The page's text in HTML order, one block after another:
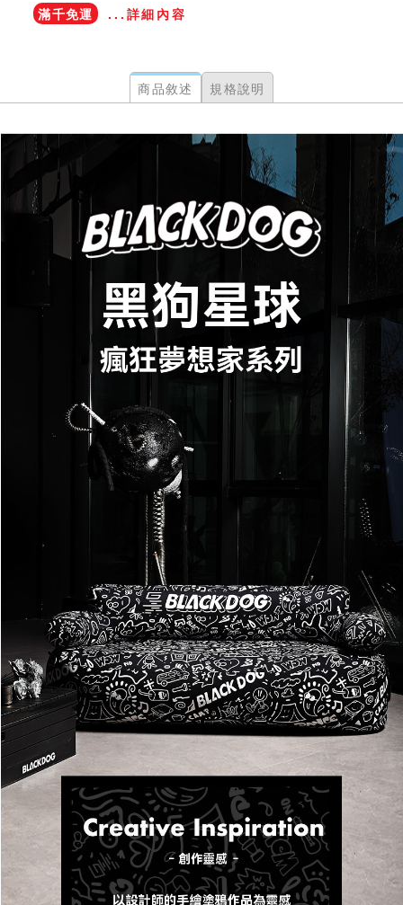
滿千免運 ...詳細內容
商品敘述 規格說明